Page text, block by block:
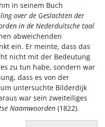
in seinem Buch
over de Geslachten der
in de Nederduitsche taal
abweichenden
ein. Er meinte, dass das
nicht mit der Bedeutung
zu tun habe, sondern war
dass es von der
untersuchte Bilderdijk
war sein zweiteiliges
Naamwoorden (1822).